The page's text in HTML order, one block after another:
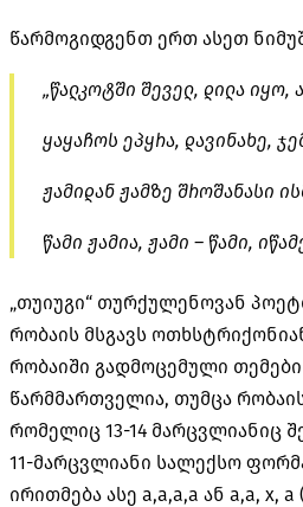
წარმოგიდგენთ ერთ ასეთ
„წალკოტში შეველ, დილა იყო,
ყაყაჩოს ეპყრა, დავინახე,
ჟამიდან ჟამზე შროშანასი
წამი ჟამია, ჟამი – წამი,
„თუიუგი“ თურქულენოვან
რობაის მსგავს
რობაიში გადმოცემული
წარმმართველია, თუმცა
რომელიც 13-14 მარცვლიანიც
11-მარცვლიანი სალექსო
ირითმება ასე a,a,a,a ან a,a, x,